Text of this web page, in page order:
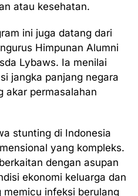
atau kesehatan.
ini juga datang dari
Himpunan Alumni
Lybaws. Ia menilai
jangka panjang negara
akar permasalahan
stunting di Indonesia
yang kompleks.
dengan asupan
ekonomi keluarga dan
infeksi berulang